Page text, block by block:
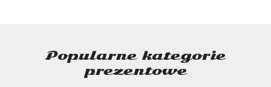
Popularne kategorie
prezentowe